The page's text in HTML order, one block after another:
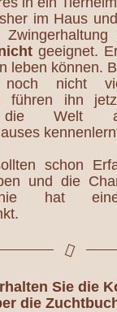
im Haus
geeignet.
leben können.
noch nicht
führen ihn
Welt
schon
und die
hat
Sie die
die